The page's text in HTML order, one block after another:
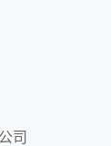
司